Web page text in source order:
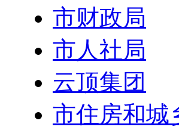
市财政局
市人社局
云顶集团
市住房和城